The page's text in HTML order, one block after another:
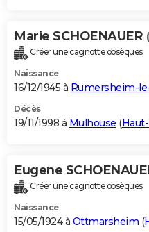
Marie SCHOENAUER
Créer une cagnotte obsèques
Naissance
16/12/1945 à Rumersheim-
Décès
19/11/1998 à Mulhouse (
Eugene
Créer une cagnotte obsèques
Naissance
15/05/1924 à Ottmarsheim (